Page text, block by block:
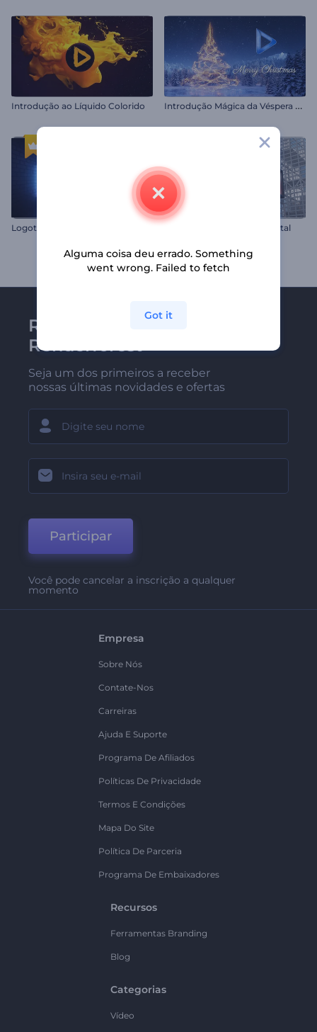
Introdução ao Líquido Colorido I
ntrodução Mágica da Véspera de Natal
Logotipo de Subterrâneo Neon Introdução para Painel Digital
Receba a newsletter da
Renderforest
Seja um dos primeiros a receber
nossas últimas novidades e ofertas
Participar
Você pode cancelar a inscrição a qualquer
momento
Empresa
Sobre Nós
Contate-Nos
Carreiras
Ajuda E Suporte
Programa De Afiliados
Políticas De Privacidade
Termos E Condições
Mapa Do Site
Política De Parceria
Programa De Embaixadores
Recursos
Ferramentas Branding
Blog
Categorias
Vídeo
Alguma coisa deu errado. Something
went wrong. Failed to fetch
Got it